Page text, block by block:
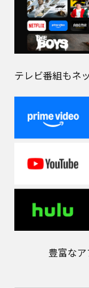
テレビ番組もネ
豊富なア